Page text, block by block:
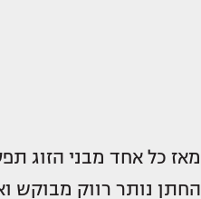
מאז כל אחד מבני הזוג
החתן נותר רווק מבוקש